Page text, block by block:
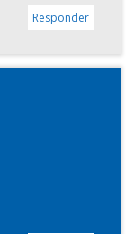
Responder